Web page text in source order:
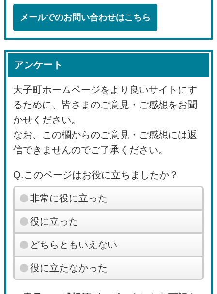
メールでのお問い合わせはこちら
アンケート
大子町ホームページをより良いサイトにす
るために、皆さまのご意見・ご感想をお聞
かせください。
なお、この欄からのご意見・ご感想には返
信できませんのでご了承ください。
Q.このページはお役に立ちましたか？
非常に役に立った
役に立った
どちらともいえない
役に立たなかった